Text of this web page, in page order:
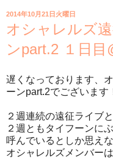
2014年10月21日火曜日
オシャレルズ
ンpart.2 １日
遅くなっております、
ーンpart.2でございます
２週連続の遠征ライブ
２週ともタイフーンに
呼んでいるとしか思え
オシャレルズメンバー